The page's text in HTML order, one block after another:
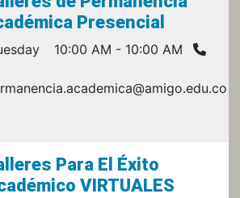
Presencial
10:00 AM - 10:00 AM
Para El Éxito
VIRTUALES